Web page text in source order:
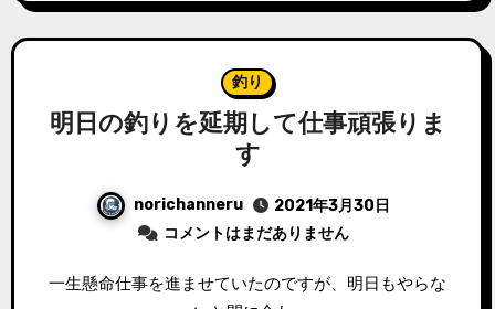
釣り
明日の釣りを延期して仕事頑張りま
す
norichanneru
2021年3月30日
コメントはまだありません
一生懸命仕事を進ませていたのですが、明日もやらな